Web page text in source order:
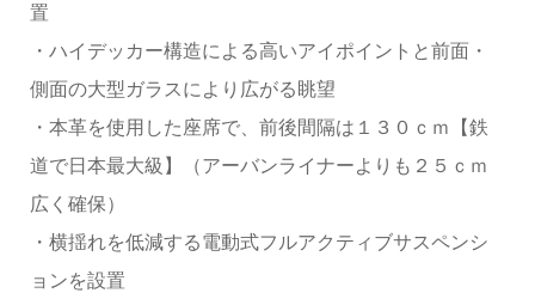
置
・ハイデッカー構造による高いアイポイントと前面・
側面の大型ガラスにより広がる眺望
・本革を使用した座席で、前後間隔は１３０ｃｍ【鉄
道で日本最大級】（アーバンライナーよりも２５ｃｍ
広く確保）
・横揺れを低減する電動式フルアクティブサスペンシ
ョンを設置